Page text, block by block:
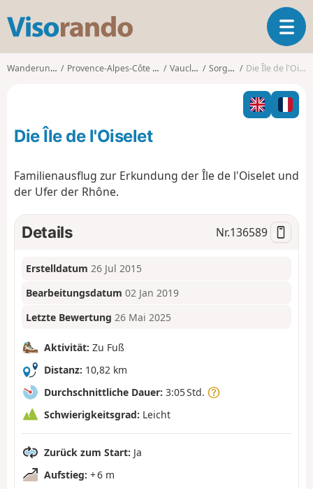
s
o
o
T
o
g
l
n
g
i
o
Wanderungen Provence-Alpes-Côte d'Azur Vaucluse Sorgues Die Île de l'Oiselet
Die Île de l'Oiselet
Familienausflug zur Erkundung der Île de l'Oiselet und
der Ufer der Rhône.
Details Nr.136589
Erstelldatum 26 Jul 2015
Bearbeitungsdatum 02 Jan 2019
Letzte Bewertung 26 Mai 2025
Aktivität: Zu Fuß
Distanz: 10,82 km
Durchschnittliche Dauer: 3:05 Std.
Schwierigkeitsgrad: Leicht
Zurück zum Start: Ja
Aufstieg: + 6 m